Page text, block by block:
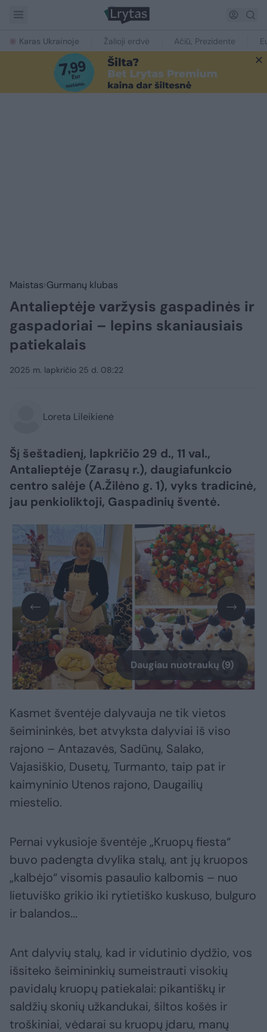
Karas Ukrainoje Žalioji erdvė Ačiū, Prezidente
Maistas Gurmanų klubas
Antalieptėje varžysis gaspadinės ir
gaspadoriai – lepins skaniausiais
patiekalais
2025 m. lapkričio 25 d. 08:22
Loreta Lileikienė
Šį šeštadienį, lapkričio 29 d., 11 val.,
Antalieptėje (Zarasų r.), daugiafunkcio
centro salėje (A.Žilėno g. 1), vyks tradicinė,
jau penkioliktoji, Gaspadinių šventė.
Daugiau nuotraukų (9)
Kasmet šventėje dalyvauja ne tik vietos
šeimininkės, bet atvyksta dalyviai iš viso
rajono – Antazavės, Sadūnų, Salako,
Vajasiškio, Dusetų, Turmanto, taip pat ir
kaimyninio Utenos rajono, Daugailių
miestelio.
Pernai vykusioje šventėje „Kruopų fiesta“
buvo padengta dvylika stalų, ant jų kruopos
„kalbėjo“ visomis pasaulio kalbomis – nuo
lietuviško grikio iki rytietiško kuskuso, bulguro
ir balandos...
Ant dalyvių stalų, kad ir vidutinio dydžio, vos
išsiteko šeimininkių sumeistrauti visokių
pavidalų kruopų patiekalai: pikantiškų ir
saldžių skonių užkandukai, šiltos košės ir
troškiniai, vėdarai su kruopų įdaru, manų